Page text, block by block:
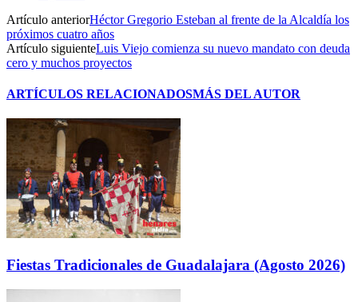
Artículo anteriorHéctor Gregorio Esteban al frente de la Alcaldía los
próximos cuatro años
Artículo siguienteLuis Viejo comienza su nuevo mandato con deuda
cero y muchos proyectos
ARTÍCULOS RELACIONADOSMÁS DEL AUTOR
Fiestas Tradicionales de Guadalajara (Agosto 2026)